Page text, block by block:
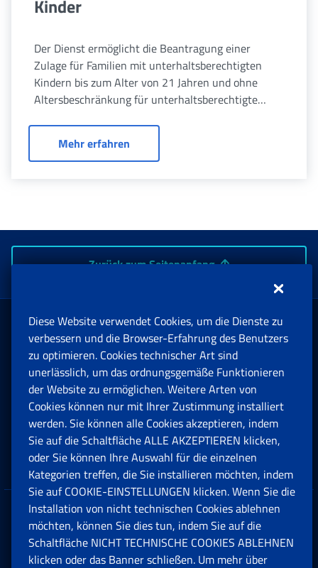
Kinder
Der Dienst ermöglicht die Beantragung einer
Zulage für Familien mit unterhaltsberechtigten
Kindern bis zum Alter von 21 Jahren und ohne
Altersbeschränkung für unterhaltsberechtigte
Arbeitnehmer, Selbständige, Rentner, Arbeitslose
und Unbeschäftigte.
Mehr erfahren
Zurück zum Seitenanfang
Rente und Sozialversicherung
Arbeit
Beihilfen, Subventionen und Entschädigungen
Unternehmen und Freiberufler
Datenschutz
Cookie einstellungen
Diese Website verwendet Cookies, um die Dienste zu
verbessern und die Browser-Erfahrung des Benutzers
zu optimieren. Cookies technischer Art sind
unerlässlich, um das ordnungsgemäße Funktionieren
der Website zu ermöglichen. Weitere Arten von
Cookies können nur mit Ihrer Zustimmung installiert
werden. Sie können alle Cookies akzeptieren, indem
Sie auf die Schaltfläche ALLE AKZEPTIEREN klicken,
oder Sie können Ihre Auswahl für die einzelnen
Kategorien treffen, die Sie installieren möchten, indem
Sie auf COOKIE-EINSTELLUNGEN klicken. Wenn Sie die
Installation von nicht technischen Cookies ablehnen
möchten, können Sie dies tun, indem Sie auf die
Schaltfläche NICHT TECHNISCHE COOKIES ABLEHNEN
klicken oder das Banner schließen. Um mehr über